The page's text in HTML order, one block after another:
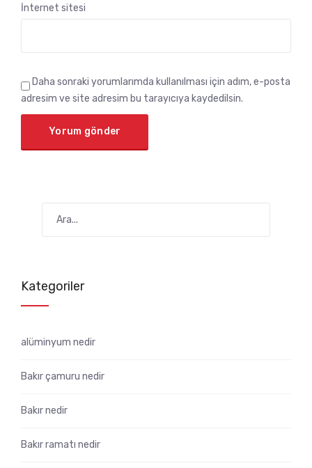
İnternet sitesi
Daha sonraki yorumlarımda kullanılması için adım, e-posta
adresim ve site adresim bu tarayıcıya kaydedilsin.
Kategoriler
alüminyum nedir
Bakır çamuru nedir
Bakır nedir
Bakır ramatı nedir